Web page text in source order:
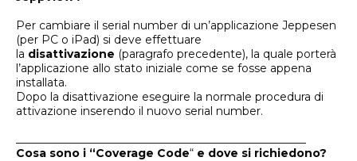
Per cambiare il serial number di un’applicazione Jeppesen
(per PC o iPad) si deve effettuare
la disattivazione (paragrafo precedente), la quale porterà
l’applicazione allo stato iniziale come se fosse appena
installata.
Dopo la disattivazione eseguire la normale procedura di
attivazione inserendo il nuovo serial number.
Cosa sono i “Coverage Code“ e dove si richiedono?